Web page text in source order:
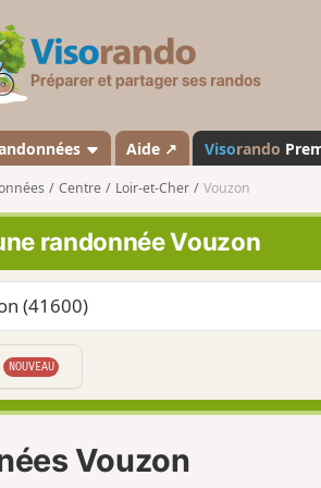
s
a
n
o
Aide ↗ Visorando
Centre Loir-et-Cher Vouzon
randonnée Vouzon
NOUVEAU
Vouzon